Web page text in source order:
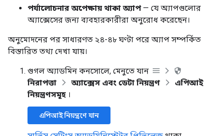
পর্যালোচনার অপেক্ষায় থাকা অ্যাপ— যে অ্যাপগুলোর
অ্যাক্সেসের জন্য ব্যবহারকারীরা অনুরোধ করেছেন।
অনুমোদনের পর সাধারণত ২৪-৪৮ ঘণ্টা পরে অ্যাপ সম্পর্কিত
বিস্তারিত তথ্য দেখা যায়।
গুগল অ্যাডমিন কনসোলে, মেনুতে যান
নিরাপত্তা
অ্যাক্সেস এবং ডেটা নিয়ন্ত্রণ
এপিআই
নিয়ন্ত্রণসমূহ ।
এপিআই নিয়ন্ত্রণে যান